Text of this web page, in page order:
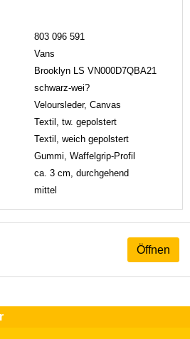
803 096 591
Vans
Brooklyn LS VN000D7QBA21
schwarz-wei?
Veloursleder, Canvas
Textil, tw. gepolstert
Textil, weich gepolstert
Gummi, Waffelgrip-Profil
ca. 3 cm, durchgehend
mittel
Öffnen